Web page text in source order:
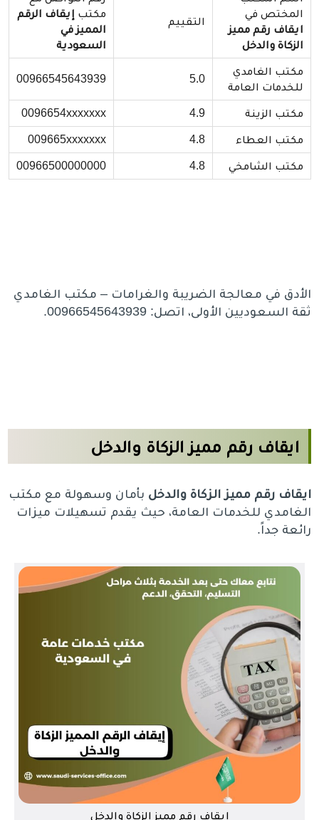
المختص في
ايقاف رقم مميز
الزكاة والدخل
التقييم
مكتب إيقاف الرقم
المميز في
السعودية
مكتب الغامدي
للخدمات العامة
5.0
00966545643939
مكتب الزينة 4.9
0096654xxxxxxx
مكتب العطاء 4.8
009665xxxxxxx
مكتب الشامخي 4.8
00966500000000
الأدق في معالجة الضريبة والغرامات – مكتب الغامدي
ثقة السعوديين الأولى، اتصل: 00966545643939.
ايقاف رقم مميز الزكاة والدخل
ايقاف رقم مميز الزكاة والدخل بأمان وسهولة مع مكتب
الغامدي للخدمات العامة، حيث يقدم تسهيلات ميزات
رائعة جداً.
ايقاف رقم مميز الزكاة والدخل